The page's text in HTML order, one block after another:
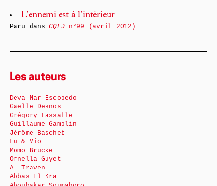
L’ennemi est à l’intérieur
Paru dansCQFDn°99 (avril 2012)
Les auteurs
Deva Mar Escobedo
Gaëlle Desnos
Grégory Lassalle
Guillaume Gamblin
Jérôme Baschet
Lu & Vio
Momo Brücke
Ornella Guyet
A. Traven
Abbas El Kra